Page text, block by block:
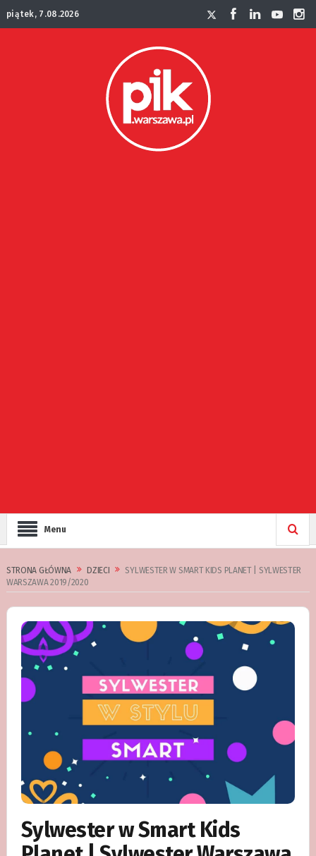
piątek, 7.08.2026
Menu
STRONA GŁÓWNA DZIECI
SYLWESTER W SMART KIDS PLANET | SYLWESTER
WARSZAWA 2019/2020
Sylwester w Smart Kids